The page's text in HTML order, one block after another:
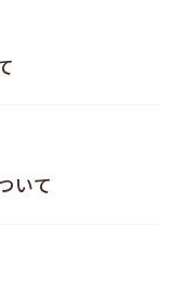
いて